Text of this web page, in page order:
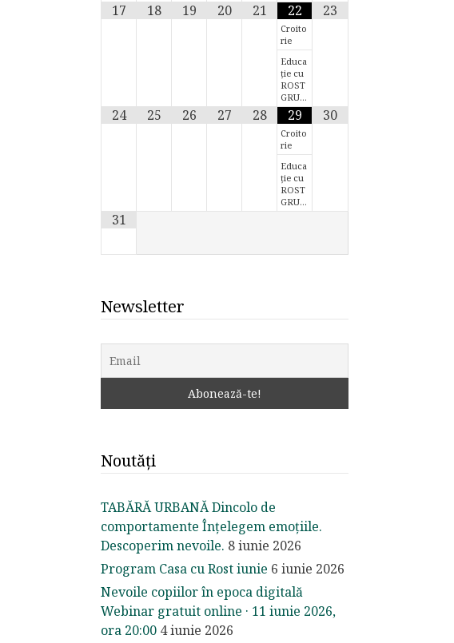
17 18 19 20 21 22
Croito
rie
Educa
ție cu
ROST
GRU…
23
24 25 26 27 28 29
Croito
rie
Educa
ție cu
ROST
GRU…
30
31
Newsletter
Noutăți
TABĂRĂ URBANĂ Dincolo de
comportamente Înțelegem emoțiile.
Descoperim nevoile. 8 iunie 2026
Program Casa cu Rost iunie 6 iunie 2026
Nevoile copiilor în epoca digitală
Webinar gratuit online · 11 iunie 2026,
ora 20:00 4 iunie 2026